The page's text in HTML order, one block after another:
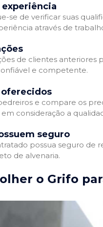
se de verificar suas
através de
de clientes
e competente.
oferecidos
e compare os
consideração a
seguro
possua seguro de
de alvenaria.
o Grifo